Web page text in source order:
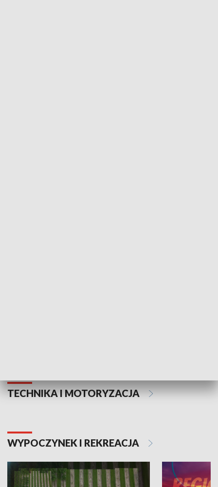
TECHNIKA I MOTORYZACJA
WYPOCZYNEK I REKREACJA